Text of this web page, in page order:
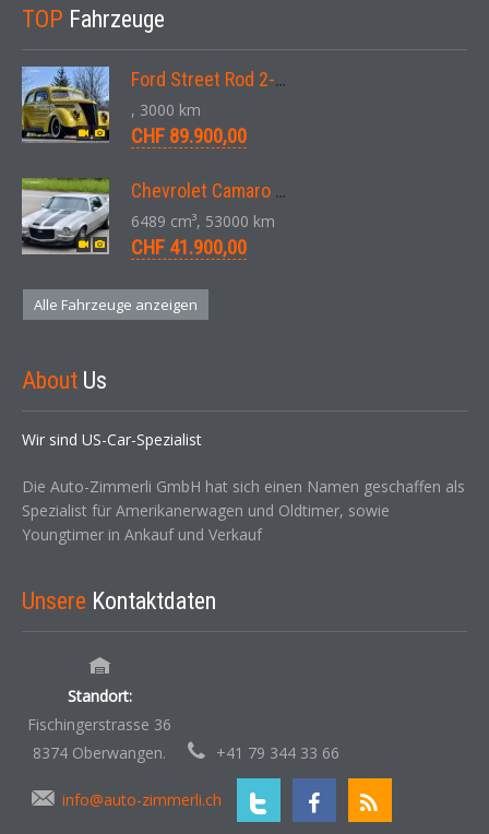
TOP Fahrzeuge
Ford Street Rod 2-Door V8 Aut. 1937
, 3000 km
CHF 89.900,00
Chevrolet Camaro SS 396 LS3 Coupe Aut. 1971
6489 cm³, 53000 km
CHF 41.900,00
Alle Fahrzeuge anzeigen
About Us
Wir sind US-Car-Spezialist
Die Auto-Zimmerli GmbH hat sich einen Namen geschaffen als
Spezialist für Amerikanerwagen und Oldtimer, sowie
Youngtimer in Ankauf und Verkauf
Unsere Kontaktdaten
Standort:
Fischingerstrasse 36
8374 Oberwangen.
+41 79 344 33 66
info@auto-zimmerli.ch